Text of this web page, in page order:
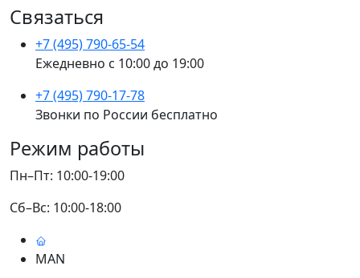
Связаться
+7 (495) 790-65-54
Ежедневно с 10:00 до 19:00
+7 (495) 790-17-78
Звонки по России бесплатно
Режим работы
Пн–Пт: 10:00-19:00
Сб–Вс: 10:00-18:00
MAN